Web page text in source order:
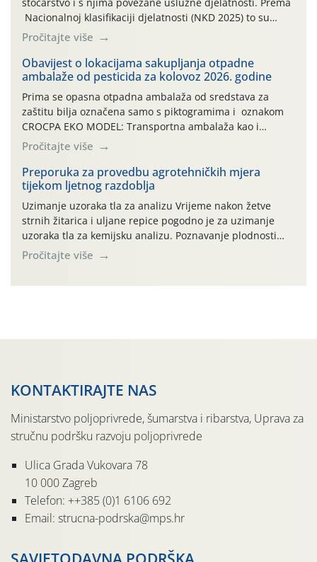
Nacionalnoj klasifikaciji djelatnosti (NKD 2025) to su
skupne 01.1, 01.2, 01.3, 01.4, 01.5 i 01.6. Djelatnost
prerade poljoprivrednih proizvoda je svako djelovanje na
poljoprivredni proizvod čiji je rezultat proizvod koji
također može biti poljoprivredni proizvod poput npr.
maslinovog ulja, bučinog ulja, vino od […]
Pročitajte više
Obavijest o lokacijama sakupljanja otpadne
ambalaže od pesticida za kolovoz 2026. godine
Prima se opasna otpadna ambalaža od sredstava za
zaštitu bilja označena samo s piktogramima i oznakom
CROCPA EKO MODEL: Transportna ambalaža kao i
ambalaža drugih proizvoda koji nisu sredstva za zaštitu
bilja (npr. ambalaža od mineralnih gnojiva,) se ne
prihvaća. Korisnicima je osiguran besplatni povrat
prazne ambalaže isključivo ovih tvrtki: AGROCHEM-MAKS,
AGRONOM, ALBAUGH TKI* (PINUS […]
Pročitajte više
Preporuka za provedbu agrotehničkih mjera
tijekom ljetnog razdoblja
Uzimanje uzoraka tla za analizu Vrijeme nakon žetve
strnih žitarica i uljane repice pogodno je za uzimanje
uzoraka tla za kemijsku analizu. Poznavanje plodnosti
parcele temelj je za pravilnu gnojidbu. Samo
izbalansiranom i pravodobnom gnojidbom možemo
Pročitajte više
KONTAKTIRAJTE NAS
Ministarstvo poljoprivrede, šumarstva i ribarstva, Uprava za
stručnu podršku razvoju poljoprivrede
Ulica Grada Vukovara 78
10 000 Zagreb
Telefon: ++385 (0)1 6106 692
Email: strucna-podrska@mps.hr